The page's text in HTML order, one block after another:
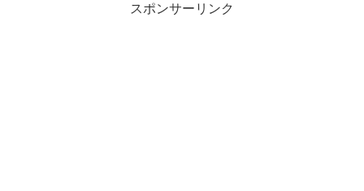
スポンサーリンク